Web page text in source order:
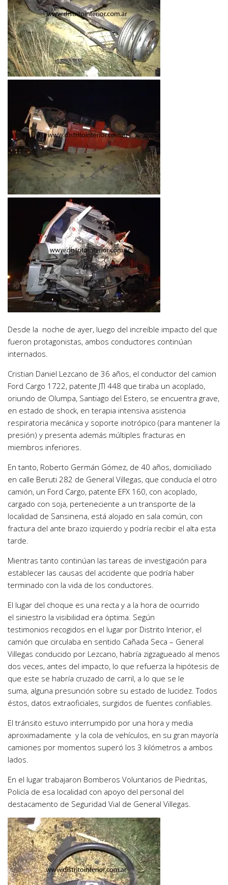
Desde la noche de ayer, luego del increíble impacto del que
fueron protagonistas, ambos conductores continúan
internados.
Cristian Daniel Lezcano de 36 años, el conductor del camion
Ford Cargo 1722, patente JTI 448 que tiraba un acoplado,
oriundo de Olumpa, Santiago del Estero, se encuentra grave,
en estado de shock, en terapia intensiva asistencia
respiratoria mecánica y soporte inotrópico (para mantener la
presión) y presenta además múltiples fracturas en
miembros inferiores.
En tanto, Roberto Germán Gómez, de 40 años, domiciliado
en calle Beruti 282 de General Villegas, que conducía el otro
camión, un Ford Cargo, patente EFX 160, con acoplado,
cargado con soja, perteneciente a un transporte de la
localidad de Sansinena, está alojado en sala común, con
fractura del ante brazo izquierdo y podría recibir el alta esta
tarde.
Mientras tanto continúan las tareas de investigación para
establecer las causas del accidente que podría haber
terminado con la vida de los conductores.
El lugar del choque es una recta y a la hora de ocurrido
el siniestro la visibilidad era óptima. Según
testimonios recogidos en el lugar por Distrito Interior, el
camión que circulaba en sentido Cañada Seca – General
Villegas conducido por Lezcano, habría zigzagueado al menos
dos veces, antes del impacto, lo que refuerza la hipótesis de
que este se habría cruzado de carril, a lo que se le
suma, alguna presunción sobre su estado de lucidez. Todos
éstos, datos extraoficiales, surgidos de fuentes confiables.
El tránsito estuvo interrumpido por una hora y media
aproximadamente y la cola de vehículos, en su gran mayoría
camiones por momentos superó los 3 kilómetros a ambos
lados.
En el lugar trabajaron Bomberos Voluntarios de Piedritas,
Policía de esa localidad con apoyo del personal del
destacamento de Seguridad Vial de General Villegas.